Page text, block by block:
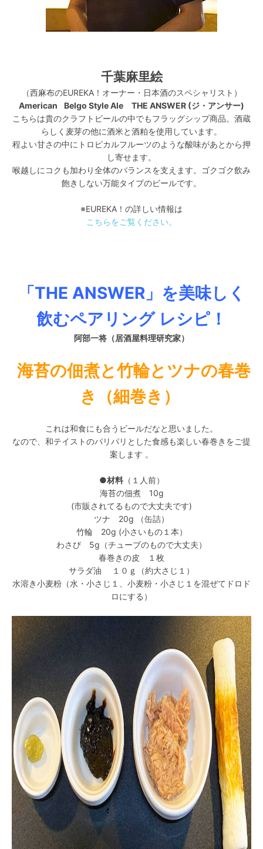
千葉麻里絵
（西麻布のEUREKA！オーナー・日本酒のスペシャリスト）
American Belgo Style Ale THE ANSWER (ジ・アンサー)
こちらは貴のクラフトビールの中でもフラッグシップ商品。酒蔵
らしく麦芽の他に酒米と酒粕を使用しています。
程よい甘さの中にトロピカルフルーツのような酸味があとから押
し寄せます。
喉越しにコクも加わり全体のバランスを支えます。ゴクゴク飲み
飽きしない万能タイプのビールです。
※EUREKA！の詳しい情報は
こちらをご覧ください。
「THE ANSWER」を美味しく
飲むペアリング レシピ！
阿部一将 （居酒屋料理研究家）
海苔の佃煮と竹輪とツナの春巻
き（細巻き）
これは和食にも合うビールだなと思いました。
なので、和テイストのパリパリとした食感も楽しい春巻きをご提
案します 。
●材料（１人前）
海苔の佃煮 10g
(市販されてるもので大丈夫です)
ツナ 20g （缶詰）
竹輪 20g (小さいもの１本）
わさび 5g（チューブのもので大丈夫）
春巻きの皮 １枚
サラダ油 １０ｇ（約大さじ１）
水溶き小麦粉（水・小さじ１、小麦粉・小さじ１を混ぜてドロド
ロにする）